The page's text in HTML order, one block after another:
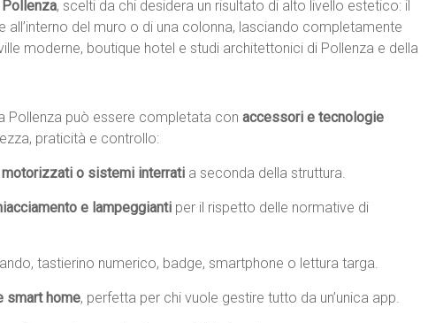
Pollenza, scelti da chi desidera un risultato di alto livello estetico: il
del muro o di una colonna, lasciando completamente
moderne, boutique hotel e studi architettonici di Pollenza e della
Pollenza può essere completata con accessori e tecnologie
praticità e controllo:
motorizzati o sistemi interrati a seconda della struttura.
e lampeggianti per il rispetto delle normative di
tastierino numerico, badge, smartphone o lettura targa.
smart home, perfetta per chi vuole gestire tutto da un’unica app.